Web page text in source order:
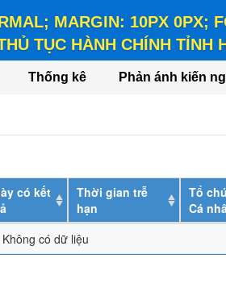
MARGIN: 10PX 0PX;
TỤC HÀNH CHÍNH TỈNH
10PX 0PX; FONT-WEIGHT:
Thống kê Phản ánh kiến
có kết
Thời gian trễ
hạn
Tổ
Cá
Không có dữ liệu